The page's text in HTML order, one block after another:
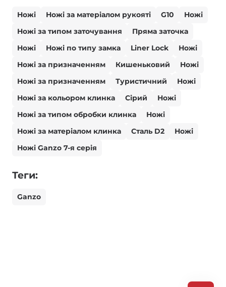
Ножі Ножі за матеріалом рукояті G10
Ножі
Ножі за типом заточування
Пряма заточка
Ножі
Ножі по типу замка Liner Lock
Ножі
Ножі за призначенням
Кишеньковий
Ножі
Ножі за призначенням
Туристичний
Ножі
Ножі за кольором клинка
Сірий
Ножі
Ножі за типом обробки клинка
Ножі
Ножі за матеріалом клинка
Сталь D2
Ножі
Ножі Ganzo 7-я серія
Теги:
Ganzo